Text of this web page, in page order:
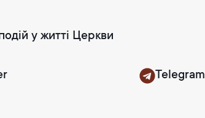
у житті Церкви
Telegram